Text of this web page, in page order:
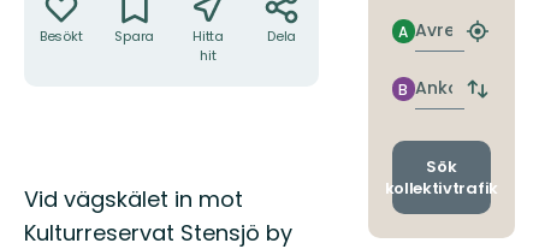
Besökt Spara
Hitta
hit
Dela
Beskrivning
Vid vägskälet in mot
Kulturreservat Stensjö by
Avresa
A
Hitta
Ankomst
B
Byt
och
Sök
kollektivtrafik